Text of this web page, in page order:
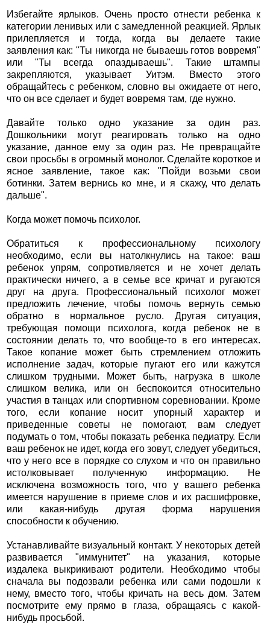
Избегайте ярлыков. Очень просто отнести ребенка к
категории ленивых или с замедленной реакцией. Ярлык
прилепляется и тогда, когда вы делаете такие
заявления как: "Ты никогда не бываешь готов вовремя"
или "Ты всегда опаздываешь". Такие штампы
закрепляются, указывает Уитэм. Вместо этого
обращайтесь с ребенком, словно вы ожидаете от него,
что он все сделает и будет вовремя там, где нужно.
Давайте только одно указание за один раз.
Дошкольники могут реагировать только на одно
указание, данное ему за один раз. Не превращайте
свои просьбы в огромный монолог. Сделайте короткое и
ясное заявление, такое как: "Пойди возьми свои
ботинки. Затем вернись ко мне, и я скажу, что делать
дальше".
Когда может помочь психолог.
Обратиться к профессиональному психологу
необходимо, если вы натолкнулись на такое: ваш
ребенок упрям, сопротивляется и не хочет делать
практически ничего, а в семье все кричат и ругаются
друг на друга. Профессиональный психолог может
предложить лечение, чтобы помочь вернуть семью
обратно в нормальное русло. Другая ситуация,
требующая помощи психолога, когда ребенок не в
состоянии делать то, что вообще-то в его интересах.
Такое копание может быть стремлением отложить
исполнение задач, которые пугают его или кажутся
слишком трудными. Может быть, нагрузка в школе
слишком велика, или он беспокоится относительно
участия в танцах или спортивном соревновании. Кроме
того, если копание носит упорный характер и
приведенные советы не помогают, вам следует
подумать о том, чтобы показать ребенка педиатру. Если
ваш ребенок не идет, когда его зовут, следует убедиться,
что у него все в порядке со слухом и что он правильно
истолковывает полученную информацию. Не
исключена возможность того, что у вашего ребенка
имеется нарушение в приеме слов и их расшифровке,
или какая-нибудь другая форма нарушения
способности к обучению.
Устанавливайте визуальный контакт. У некоторых детей
развивается "иммунитет" на указания, которые
издалека выкрикивают родители. Необходимо чтобы
сначала вы подозвали ребенка или сами подошли к
нему, вместо того, чтобы кричать на весь дом. Затем
посмотрите ему прямо в глаза, обращаясь с какой-
нибудь просьбой.